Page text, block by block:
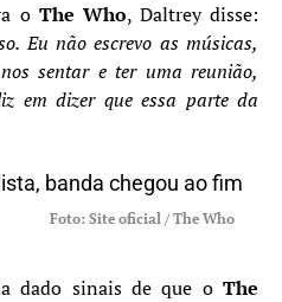
o The Who, Daltrey disse:
Eu não escrevo as músicas,
sentar e ter uma reunião,
em dizer que essa parte da
Foto: Site oficial / The Who
dado sinais de que oThe